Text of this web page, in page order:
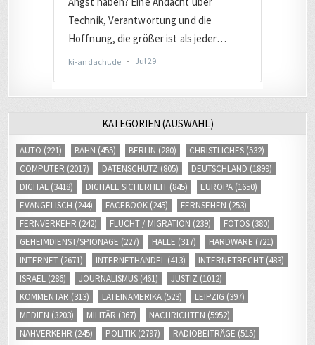
KATEGORIEN (AUSWAHL)
AUTO (221) BAHN (455) BERLIN (280) CHRISTLICHES (532)
COMPUTER (2017) DATENSCHUTZ (805) DEUTSCHLAND (1899)
DIGITAL (3418) DIGITALE SICHERHEIT (845) EUROPA (1650)
EVANGELISCH (244) FACEBOOK (245) FERNSEHEN (253)
FERNVERKEHR (242) FLUCHT / MIGRATION (239) FOTOS (380)
GEHEIMDIENST/SPIONAGE (227) HALLE (317) HARDWARE (721)
INTERNET (2671) INTERNETHANDEL (413) INTERNETRECHT (483)
ISRAEL (286) JOURNALISMUS (461) JUSTIZ (1012)
KOMMENTAR (313) LATEINAMERIKA (523) LEIPZIG (397)
MEDIEN (3203) MILITÄR (367) NACHRICHTEN (5952)
NAHVERKEHR (245) POLITIK (2797) RADIOBEITRÄGE (515)